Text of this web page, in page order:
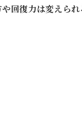
回復力は変えら